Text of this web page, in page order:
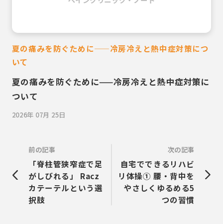
夏の痛みを防ぐために——冷房冷えと熱中症対策につ
いて
夏の痛みを防ぐために——冷房冷えと熱中症対策に
ついて
2026年 07月 25日
前の記事
「脊柱管狭窄症で足
がしびれる」 Racz
カテーテルという選
択肢
次の記事
自宅でできるリハビ
リ体操① 腰・背中を
やさしくゆるめる5
つの習慣